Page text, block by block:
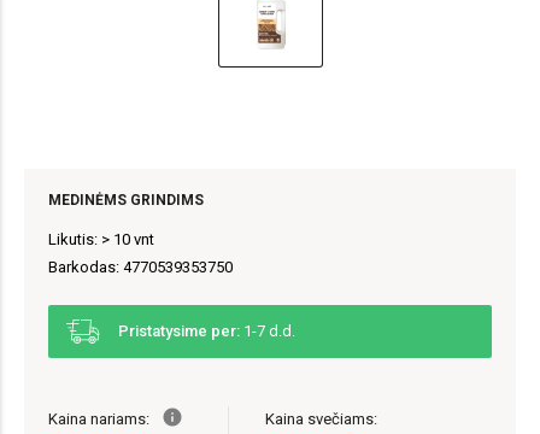
MEDINĖMS GRINDIMS
Likutis: > 10 vnt
Barkodas: 4770539353750
Pristatysime per: 1-7 d.d.
Kaina nariams: info Kaina svečiams: